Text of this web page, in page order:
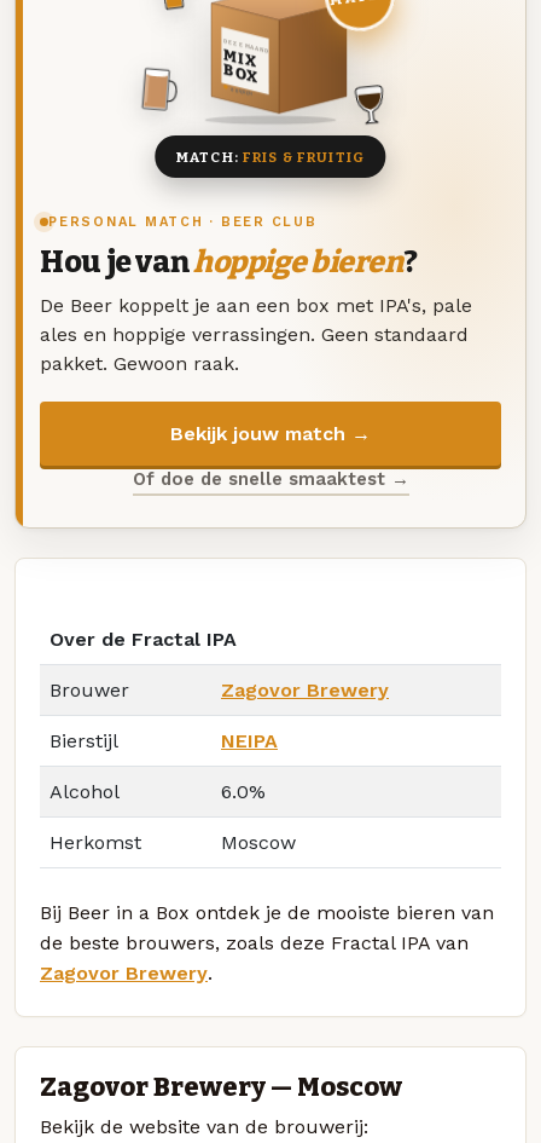
PERSONAL MATCH · BEER CLUB
Hou je vanhoppige bieren?
De Beer koppelt je aan een box met IPA's, pale
ales en hoppige verrassingen. Geen standaard
pakket. Gewoon raak.
Bekijk jouw match →
Of doe de snelle smaaktest →
DEZE MAAND
MIX
BOX
8 BIEREN
MATCH: FRIS & FRUITIG
Over de Fractal IPA
Brouwer Zagovor Brewery
Bierstijl NEIPA
Alcohol 6.0%
Herkomst Moscow
Bij Beer in a Box ontdek je de mooiste bieren van
de beste brouwers, zoals deze Fractal IPA van
Zagovor Brewery.
Zagovor Brewery — Moscow
Bekijk de website van de brouwerij: